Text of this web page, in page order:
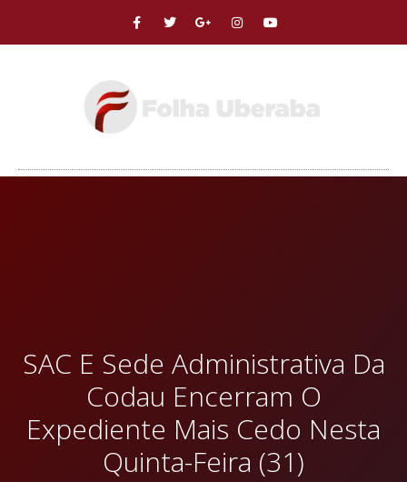
SAC E Sede Administrativa Da
Codau Encerram O
Expediente Mais Cedo Nesta
Quinta-Feira (31)